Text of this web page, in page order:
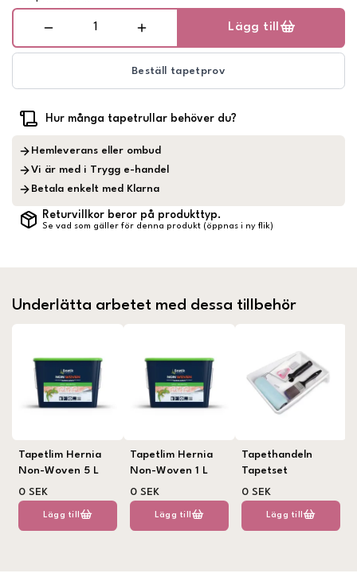
Lägg till
Beställ tapetprov
Hur många tapetrullar behöver du?
Hemleverans eller ombud
Vi är med i Trygg e-handel
Betala enkelt med Klarna
Returvillkor beror på produkttyp.
Se vad som gäller för denna produkt (öppnas i ny flik)
Underlätta arbetet med dessa tillbehör
Tapetlim Hernia
Non-Woven 5 L
0 SEK
Lägg till
Tapetlim Hernia
Non-Woven 1 L
0 SEK
Lägg till
Tapethandeln
Tapetset
0 SEK
Lägg till